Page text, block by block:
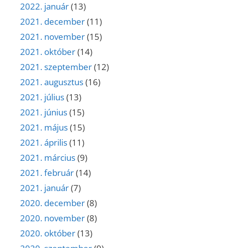
2022. január(13)
2021. december(11)
2021. november(15)
2021. október(14)
2021. szeptember(12)
2021. augusztus(16)
2021. július(13)
2021. június(15)
2021. május(15)
2021. április(11)
2021. március(9)
2021. február(14)
2021. január(7)
2020. december(8)
2020. november(8)
2020. október(13)